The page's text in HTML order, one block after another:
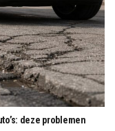
deze problemen